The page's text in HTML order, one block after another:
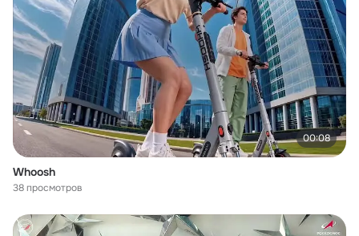
00:08
Whoosh
38 просмотров